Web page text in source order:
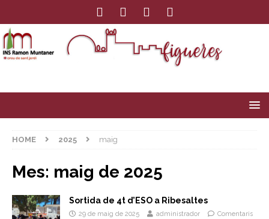
HOME 2025 maig
Mes: maig de 2025
Sortida de 4t d’ESO a Ribesaltes
29 de maig de 2025 administrador
Comentaris